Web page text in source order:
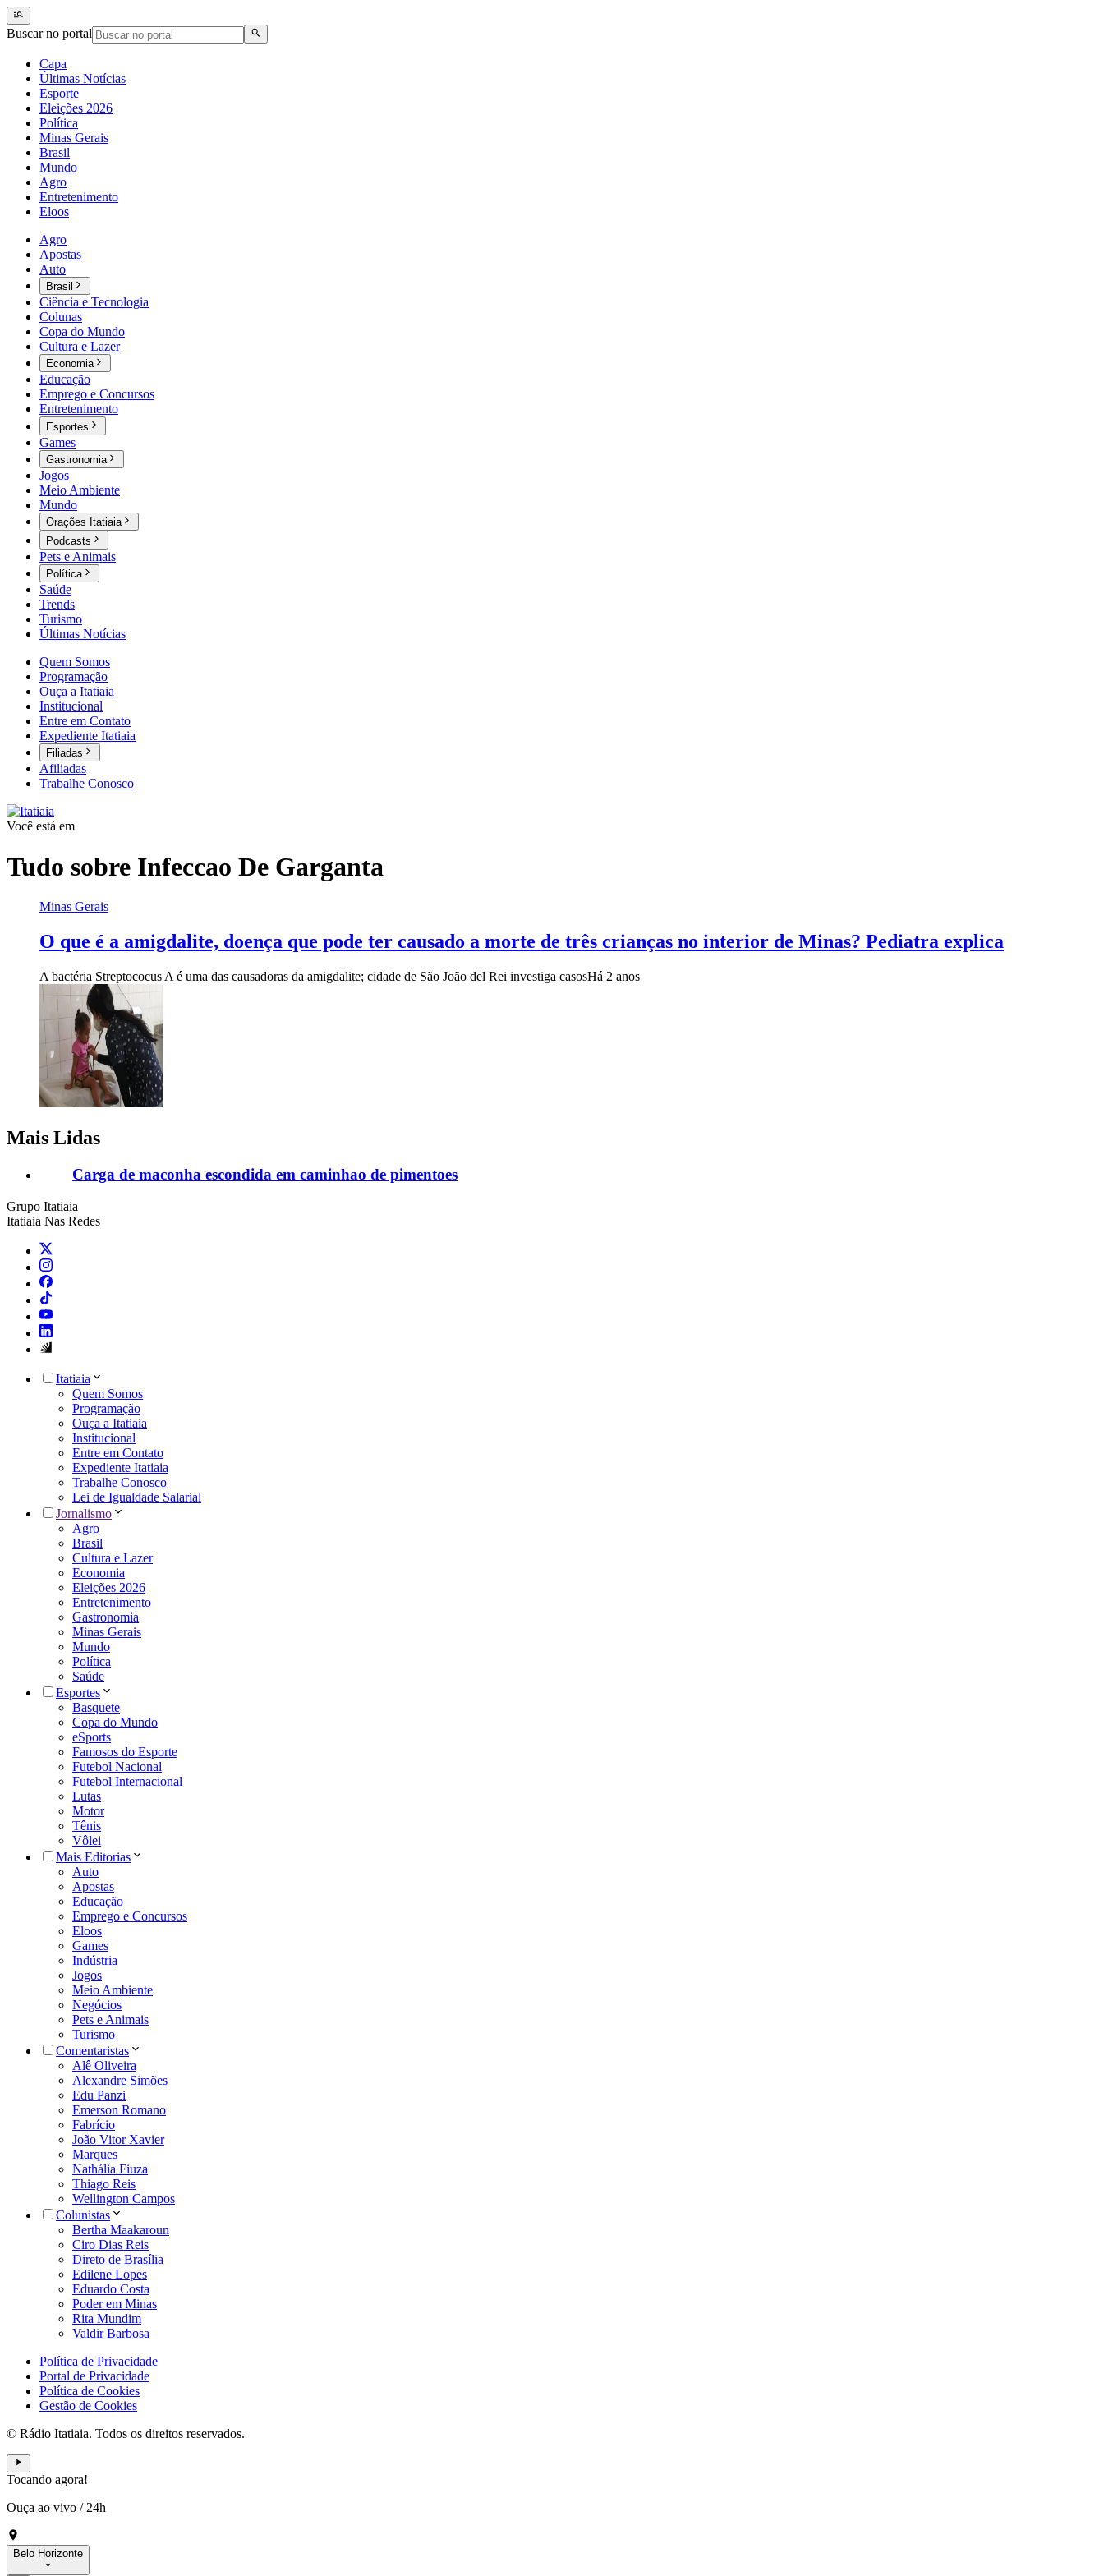
Buscar no portal
Capa
Últimas Notícias
Esporte
Eleições 2026
Política
Minas Gerais
Brasil
Mundo
Agro
Entretenimento
Eloos
Agro
Apostas
Auto
Brasil
Ciência e Tecnologia
Colunas
Copa do Mundo
Cultura e Lazer
Economia
Educação
Emprego e Concursos
Entretenimento
Esportes
Games
Gastronomia
Jogos
Meio Ambiente
Mundo
Orações Itatiaia
Podcasts
Pets e Animais
Política
Saúde
Trends
Turismo
Últimas Notícias
Quem Somos
Programação
Ouça a Itatiaia
Institucional
Entre em Contato
Expediente Itatiaia
Filiadas
Afiliadas
Trabalhe Conosco
Você está em
Tudo sobre Infeccao De Garganta
Minas Gerais
O que é a amigdalite, doença que pode ter causado a morte de três crianças no interior de Minas? Pediatra explica
A bactéria Streptococus A é uma das causadoras da amigdalite; cidade de São João del Rei investiga casosHá 2 anos
Mais Lidas
Carga de maconha escondida em caminhao de pimentoes
Grupo Itatiaia
Itatiaia Nas Redes
Itatiaia
Quem Somos
Programação
Ouça a Itatiaia
Institucional
Entre em Contato
Expediente Itatiaia
Trabalhe Conosco
Lei de Igualdade Salarial
Jornalismo
Agro
Brasil
Cultura e Lazer
Economia
Eleições 2026
Entretenimento
Gastronomia
Minas Gerais
Mundo
Política
Saúde
Esportes
Basquete
Copa do Mundo
eSports
Famosos do Esporte
Futebol Nacional
Futebol Internacional
Lutas
Motor
Tênis
Vôlei
Mais Editorias
Auto
Apostas
Educação
Emprego e Concursos
Eloos
Games
Indústria
Jogos
Meio Ambiente
Negócios
Pets e Animais
Turismo
Comentaristas
Alê Oliveira
Alexandre Simões
Edu Panzi
Emerson Romano
Fabrício
João Vitor Xavier
Marques
Nathália Fiuza
Thiago Reis
Wellington Campos
Colunistas
Bertha Maakaroun
Ciro Dias Reis
Direto de Brasília
Edilene Lopes
Eduardo Costa
Poder em Minas
Rita Mundim
Valdir Barbosa
Política de Privacidade
Portal de Privacidade
Política de Cookies
Gestão de Cookies
© Rádio Itatiaia. Todos os direitos reservados.
Tocando agora!
Ouça ao vivo / 24h
Belo Horizonte